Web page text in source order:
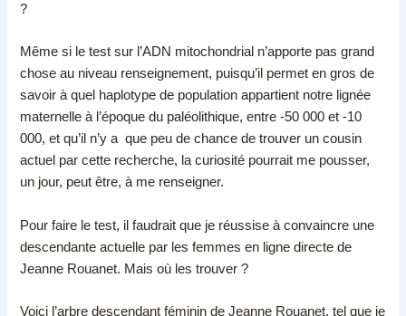
?
Même si le test sur l’ADN mitochondrial n’apporte pas grand
chose au niveau renseignement, puisqu’il permet en gros de
savoir à quel haplotype de population appartient notre lignée
maternelle à l’époque du paléolithique, entre -50 000 et -10
000, et qu’il n’y a que peu de chance de trouver un cousin
actuel par cette recherche, la curiosité pourrait me pousser,
un jour, peut être, à me renseigner.
Pour faire le test, il faudrait que je réussise à convaincre une
descendante actuelle par les femmes en ligne directe de
Jeanne Rouanet. Mais où les trouver ?
Voici l’arbre descendant féminin de Jeanne Rouanet, tel que je